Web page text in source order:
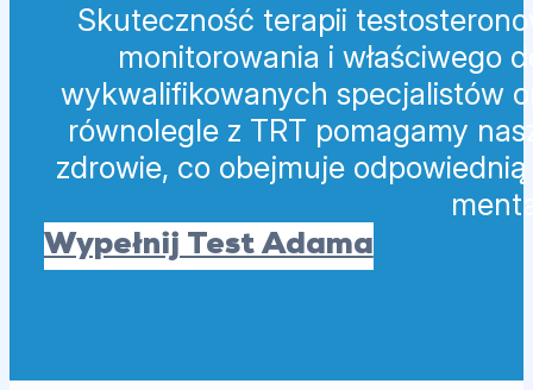
Skuteczność terapii
monitorowania i właściwego
wykwalifikowanych specjalistów
równolegle z TRT pomagamy
zdrowie, co obejmuje
Wypełnij Test Adama